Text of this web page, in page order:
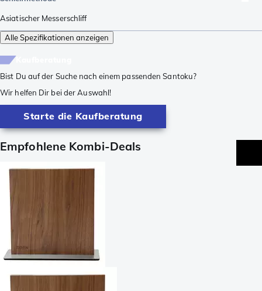
Asiatischer Messerschliff
Alle Spezifikationen anzeigen
Bist Du auf der Suche nach einem passenden Santoku?
Wir helfen Dir bei der Auswahl!
Starte die Kaufberatung
Empfohlene Kombi-Deals